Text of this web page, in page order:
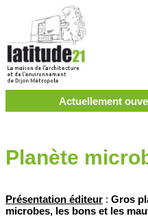
Actuellement
Planète
Présentation éditeur : Gros
microbes, les bons et les